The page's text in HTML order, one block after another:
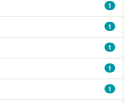
1
1
1
1
1